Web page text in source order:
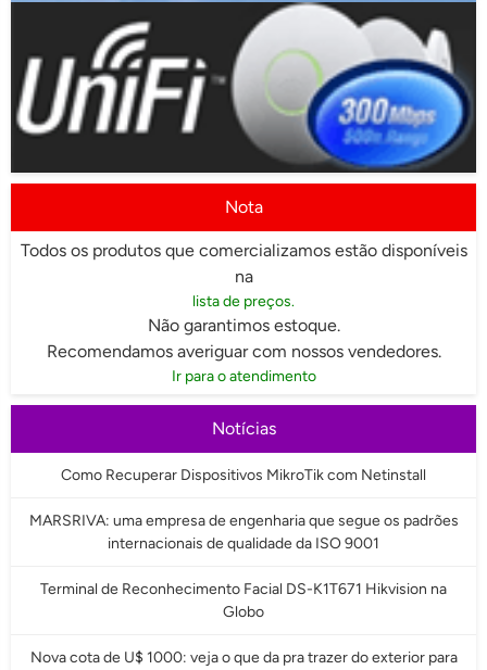
Nota
Todos os produtos que comercializamos estão disponíveis
na
lista de preços.
Não garantimos estoque.
Recomendamos averiguar com nossos vendedores.
Ir para o atendimento
Notícias
Como Recuperar Dispositivos MikroTik com Netinstall
MARSRIVA: uma empresa de engenharia que segue os padrões
internacionais de qualidade da ISO 9001
Terminal de Reconhecimento Facial DS-K1T671 Hikvision na
Globo
Nova cota de U$ 1000: veja o que da pra trazer do exterior para